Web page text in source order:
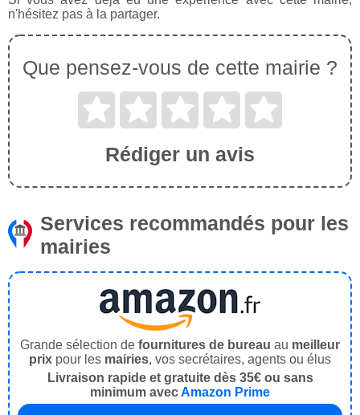
n'hésitez pas à la partager.
Que pensez-vous de cette mairie ?
Rédiger un avis
Services recommandés pour les
mairies
Grande sélection de fournitures de bureau au meilleur
prix pour les mairies, vos secrétaires, agents ou élus
Livraison rapide et gratuite dès 35€ ou sans
minimum avecAmazon Prime